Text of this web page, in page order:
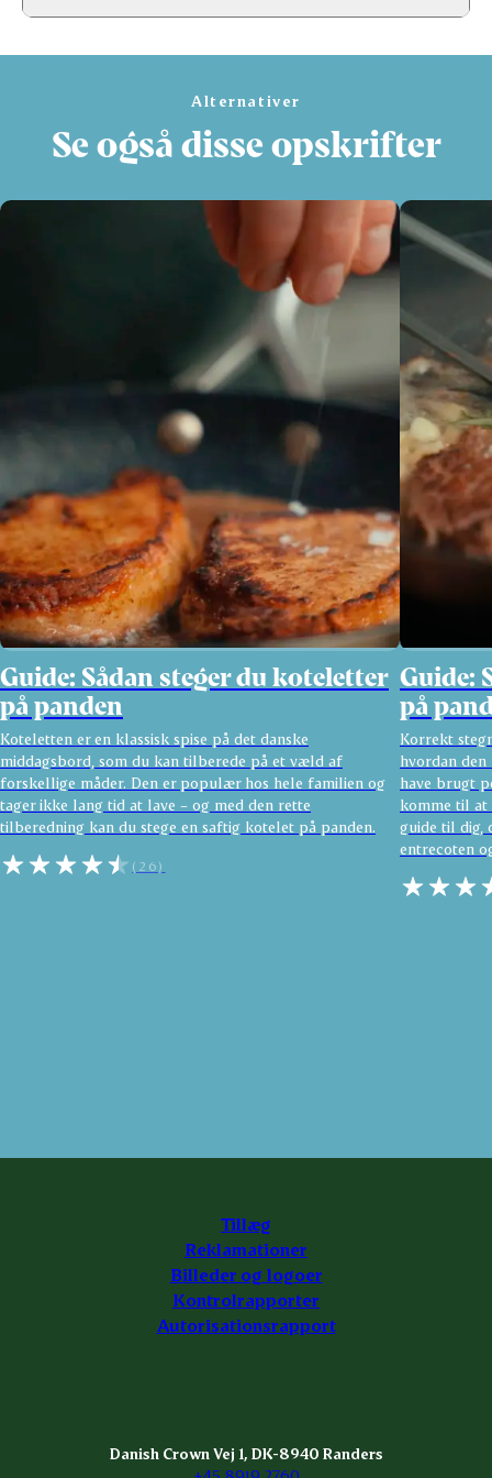
Alternativer
Se også disse opskrifter
Guide: Sådan steger du koteletter
på panden
Koteletten er en klassisk spise på det danske
middagsbord, som du kan tilberede på et væld af
forskellige måder. Den er populær hos hele familien og
tager ikke lang tid at lave – og med den rette
tilberedning kan du stege en saftig kotelet på panden.
(26)
Guide:
på
Korrekt
hvordan
have brugt
komme til at
guide til dig,
entrecoten
Tillæg
Reklamationer
Billeder og logoer
Kontrolrapporter
Autorisationsrapport
Danish Crown Vej 1, DK-8940 Randers